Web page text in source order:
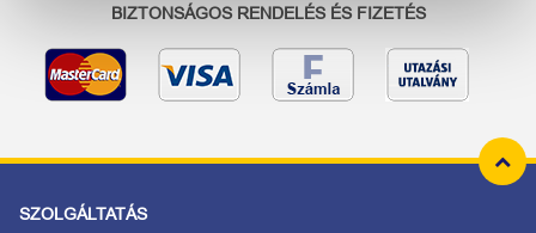
BIZTONSÁGOS RENDELÉS ÉS FIZETÉS
SZOLGÁLTATÁS